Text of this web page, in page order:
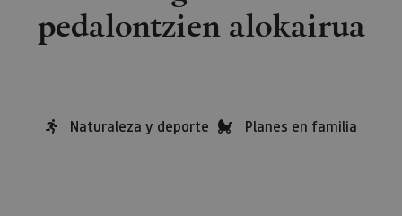
pedalontzien alokairua
Naturaleza y deporte Planes en familia